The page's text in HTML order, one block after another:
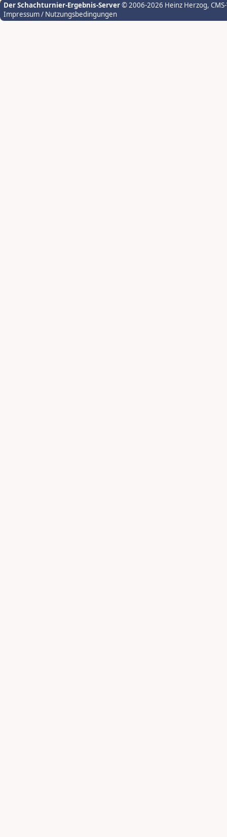
Der Schachturnier-Ergebnis-Server© 2006-2026 Heinz Herzog,
Impressum / Nutzungsbedingungen